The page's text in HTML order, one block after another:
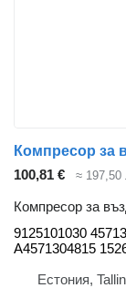
100,81 € ≈ 197,50
Компресор за
9125101030
A4571304815
Естония,